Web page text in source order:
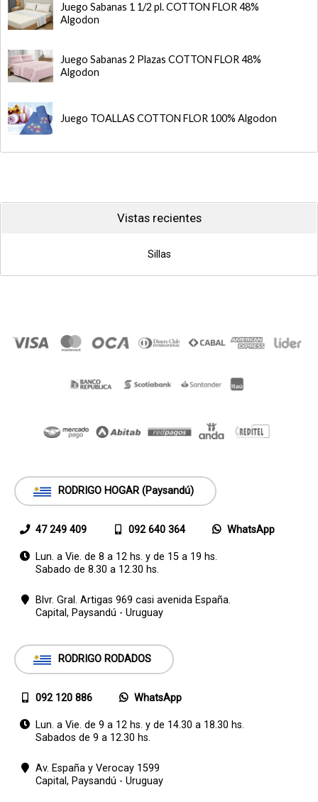
Juego Sabanas 1 1/2 pl. COTTON FLOR 48%
Algodon
Juego Sabanas 2 Plazas COTTON FLOR 48%
Algodon
Juego TOALLAS COTTON FLOR 100% Algodon
Vistas recientes
Sillas
RODRIGO HOGAR (Paysandú)
47 249 409 092 640 364 WhatsApp
Lun. a Vie. de 8 a 12 hs. y de 15 a 19 hs.
Sabado de 8.30 a 12.30 hs.
Blvr. Gral. Artigas 969 casi avenida España.
Capital, Paysandú - Uruguay
RODRIGO RODADOS
092 120 886 WhatsApp
Lun. a Vie. de 9 a 12 hs. y de 14.30 a 18.30 hs.
Sabados de 9 a 12.30 hs.
Av. España y Verocay 1599
Capital, Paysandú - Uruguay